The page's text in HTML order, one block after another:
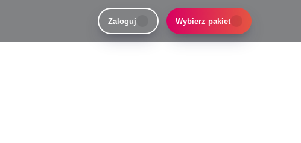
Zaloguj Wybierz pakiet